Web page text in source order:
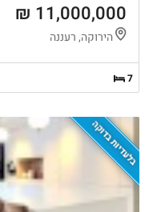
11,000,000 ₪
הירוקה, רעננה
7
בלעדיות בדוקה